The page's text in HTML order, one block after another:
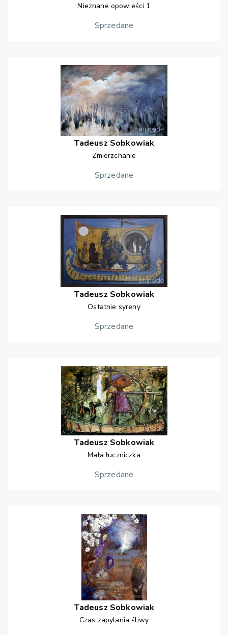
Nieznane opowieści 1
Sprzedane
Tadeusz Sobkowiak
Zmierzchanie
Sprzedane
Tadeusz Sobkowiak
Ostatnie syreny
Sprzedane
Tadeusz Sobkowiak
Mała łuczniczka
Sprzedane
Tadeusz Sobkowiak
Czas zapylania śliwy